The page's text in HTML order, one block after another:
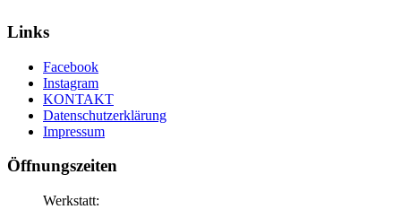
Links
Facebook
Instagram
KONTAKT
Datenschutzerklärung
Impressum
Öffnungszeiten
Werkstatt: